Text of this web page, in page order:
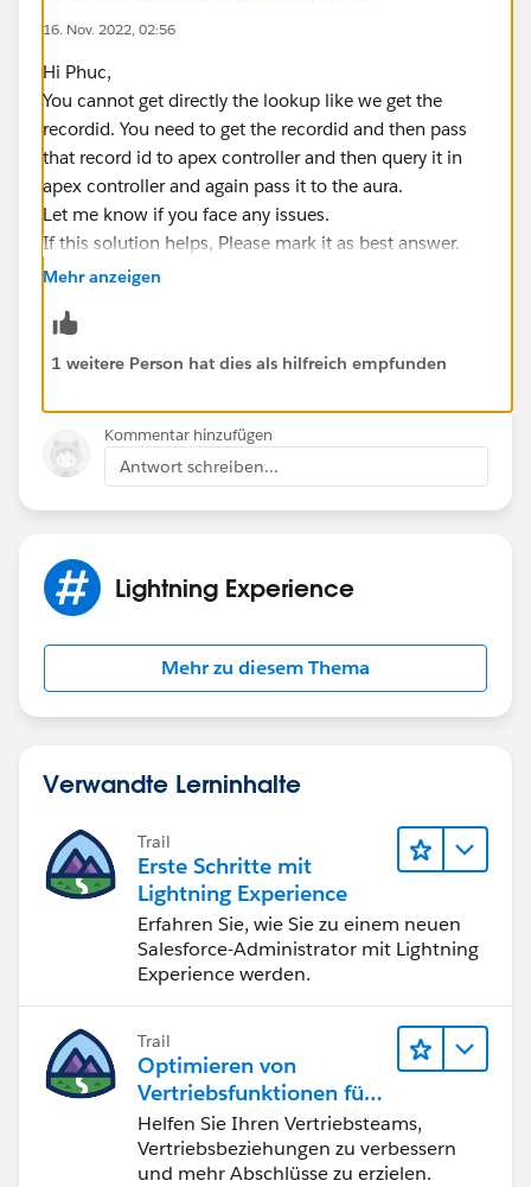
16. Nov. 2022, 02:56
Hi Phuc,
You cannot get directly the lookup like we get the
recordid. You need to get the recordid and then pass
that record id to apex controller and then query it in
apex controller and again pass it to the aura.
Let me know if you face any issues.
If this solution helps, Please mark it as best answer.
Thanks,
Mehr anzeigen
1 weitere Person hat dies als hilfreich empfunden
Kommentar hinzufügen
Antwort schreiben...
Lightning Experience
Mehr zu diesem Thema
Verwandte Lerninhalte
Trail
Erste Schritte mit
Lightning Experience
Erfahren Sie, wie Sie zu einem neuen
Salesforce-Administrator mit Lightning
Experience werden.
Trail
Optimieren von
Vertriebsfunktionen für
Lightning Experience
Helfen Sie Ihren Vertriebsteams,
Vertriebsbeziehungen zu verbessern
und mehr Abschlüsse zu erzielen.